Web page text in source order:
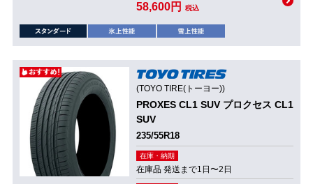
58,600円 税込
(TOYO TIRE(トーヨー))
PROXES CL1 SUV プロクセス CL1
SUV
235/55R18
在庫・納期
在庫品 発送まで1日〜2日